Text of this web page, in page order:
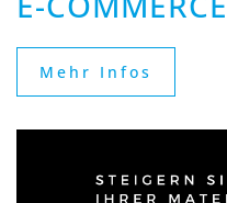
Mehr Infos